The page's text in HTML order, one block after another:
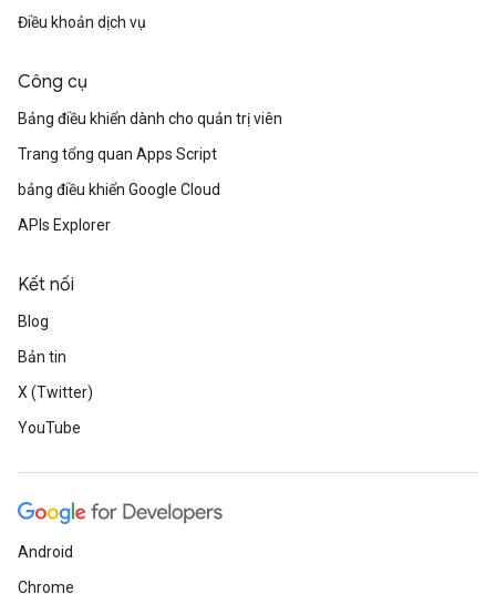
Điều khoản dịch vụ
Công cụ
Bảng điều khiển dành cho quản trị viên
Trang tổng quan Apps Script
bảng điều khiển Google Cloud
APIs Explorer
Kết nối
Blog
Bản tin
X (Twitter)
YouTube
Android
Chrome